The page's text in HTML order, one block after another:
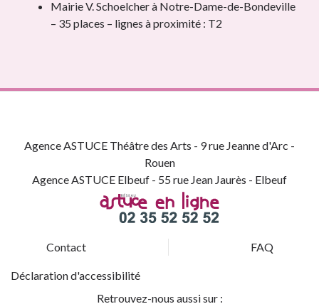
Mairie V. Schoelcher à Notre-Dame-de-Bondeville
– 35 places – lignes à proximité : T2
Agence ASTUCE Théâtre des Arts - 9 rue Jeanne d'Arc -
Rouen
Agence ASTUCE Elbeuf - 55 rue Jean Jaurès - Elbeuf
Contact FAQ
Déclaration d'accessibilité
Retrouvez-nous aussi sur :